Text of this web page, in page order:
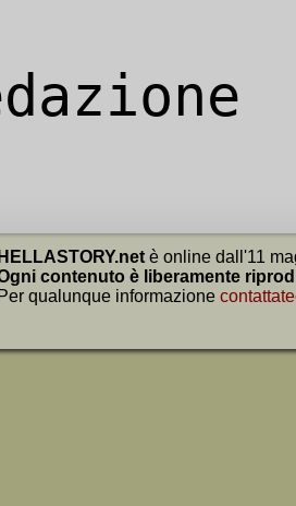
HELLASTORY.net è online dall'11
contenuto è liberamente
Per qualunque informazione